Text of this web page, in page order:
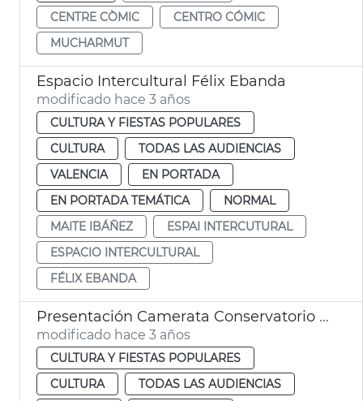
CENTRE CÒMIC
CENTRO CÓMIC
MUCHARMUT
Espacio Intercultural Félix Ebanda
modificado hace 3 años
CULTURA Y FIESTAS POPULARES
CULTURA
TODAS LAS AUDIENCIAS
VALENCIA
EN PORTADA
EN PORTADA TEMÁTICA
NORMAL
MAITE IBÁÑEZ
ESPAI INTERCUTURAL
ESPACIO INTERCULTURAL
FÉLIX EBANDA
Presentación Camerata Conservatorio Municipal
modificado hace 3 años
CULTURA Y FIESTAS POPULARES
CULTURA
TODAS LAS AUDIENCIAS